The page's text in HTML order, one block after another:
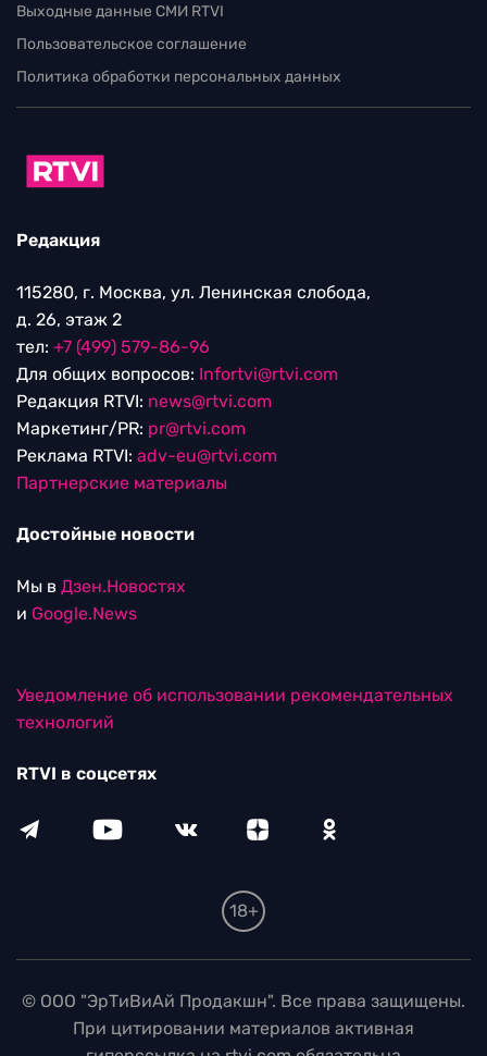
Выходные данные СМИ RTVI
Пользовательское соглашение
Политика обработки персональных данных
Редакция
115280, г. Москва, ул. Ленинская слобода,
д. 26, этаж 2
тел: +7 (499) 579-86-96
Для общих вопросов: Infortvi@rtvi.com
Редакция RTVI: news@rtvi.com
Маркетинг/PR: pr@rtvi.com
Реклама RTVI: adv-eu@rtvi.com
Партнерские материалы
Достойные новости
Мы в Дзен.Новостях
и Google.News
Уведомление об использовании рекомендательных
технологий
RTVI в соцсетях
18+
© ООО "ЭрТиВиАй Продакшн". Все права защищены.
При цитировании материалов активная